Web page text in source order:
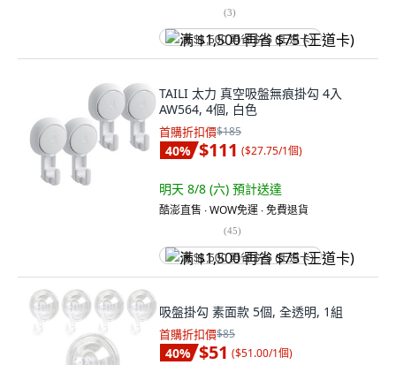
(3)
满 $1,500 再省 $75 (王道卡)
TAILI 太力 真空吸盤無痕掛勾 4入
AW564, 4個, 白色
首購折扣價$185
40% $111 ($27.75/1個)
明天 8/8 (六) 預計送達
酷澎直售 ∙ WOW免運 ∙ 免費退貨
(45)
满 $1,500 再省 $75 (王道卡)
吸盤掛勾 素面款 5個, 全透明, 1組
首購折扣價$85
40% $51 ($51.00/1個)